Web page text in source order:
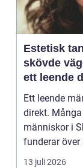
Estetisk
skövde vägen till
ett leende
med
Ett leende
direkt. Många
människor i
funderar över
tänder, men
13 juli 2026